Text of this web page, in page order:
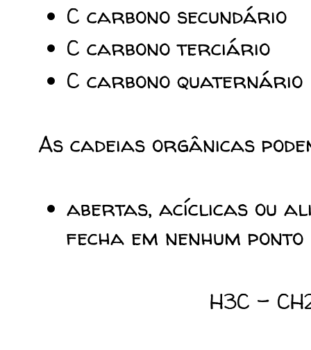
C carbono secundário
C carbono terciário
C carbono quaternário
As cadeias orgânicas
abertas, acíclicas ou
fecha em nenhum ponto
H3C -